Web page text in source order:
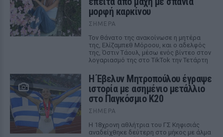
μορφή καρκίνου
ΣΉΜΕΡΑ
Τον θάνατο της ανακοίνωσε η μητέρα
της, Ελίζαμπεθ Μόροου, και ο αδελφός
της, Όστιν Τάουλ, μέσω ενός βίντεο στον
λογαριασμό της στο TikTok την Τετάρτη
Η Έβελυν Μητροπούλου έγραψε
ιστορία με ασημένιο μετάλλιο
στο Παγκόσμιο Κ20
ΣΉΜΕΡΑ
Η 18χρονη αθλήτρια του ΓΣ Κηφισιάς
αναδείχθηκε δεύτερη στο μήκος με άλμα